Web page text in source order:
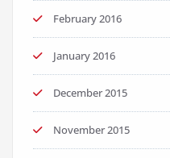
February 2016
January 2016
December 2015
November 2015